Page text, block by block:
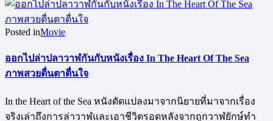
Posted inMovie
ออกไปล่าปลาวาฬกันกับหนังเรื่อง In The Heart Of The Sea
ภาพสวยตื่นตาตื่นใจ
In the Heart of the Sea หนังดัดแปลงมาจากนิยายที่มาจากเรื่อง
จริงเล่าถึงการล่าวาฬและเอาชีวิตรอดหลังจากถูกวาฬยักษ์ทำ